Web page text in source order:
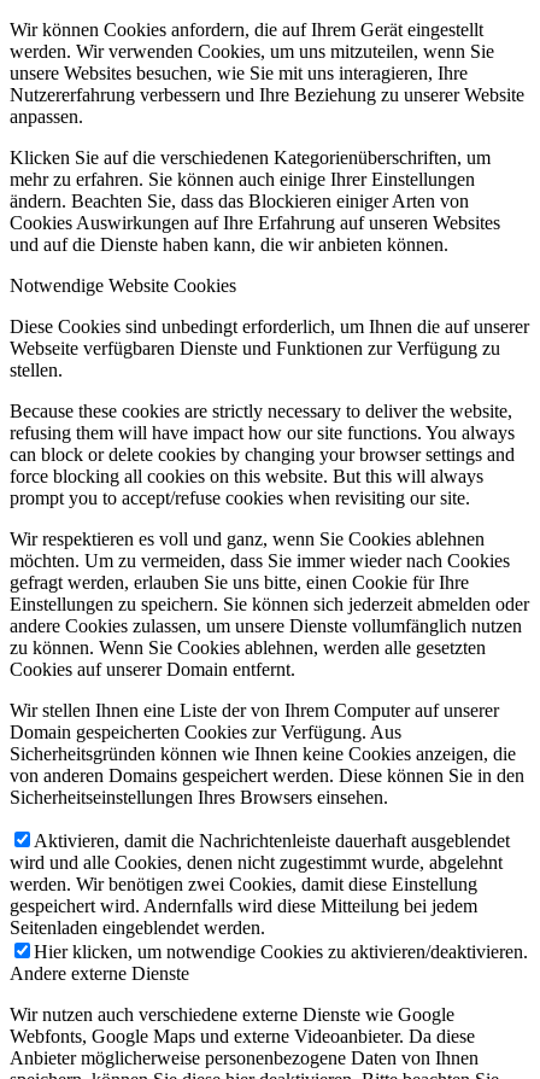
Wir können Cookies anfordern, die auf Ihrem Gerät eingestellt
werden. Wir verwenden Cookies, um uns mitzuteilen, wenn Sie
unsere Websites besuchen, wie Sie mit uns interagieren, Ihre
Nutzererfahrung verbessern und Ihre Beziehung zu unserer Website
anpassen.
Klicken Sie auf die verschiedenen Kategorienüberschriften, um
mehr zu erfahren. Sie können auch einige Ihrer Einstellungen
ändern. Beachten Sie, dass das Blockieren einiger Arten von
Cookies Auswirkungen auf Ihre Erfahrung auf unseren Websites
und auf die Dienste haben kann, die wir anbieten können.
Notwendige Website Cookies
Diese Cookies sind unbedingt erforderlich, um Ihnen die auf unserer
Webseite verfügbaren Dienste und Funktionen zur Verfügung zu
stellen.
Because these cookies are strictly necessary to deliver the website,
refusing them will have impact how our site functions. You always
can block or delete cookies by changing your browser settings and
force blocking all cookies on this website. But this will always
prompt you to accept/refuse cookies when revisiting our site.
Wir respektieren es voll und ganz, wenn Sie Cookies ablehnen
möchten. Um zu vermeiden, dass Sie immer wieder nach Cookies
gefragt werden, erlauben Sie uns bitte, einen Cookie für Ihre
Einstellungen zu speichern. Sie können sich jederzeit abmelden oder
andere Cookies zulassen, um unsere Dienste vollumfänglich nutzen
zu können. Wenn Sie Cookies ablehnen, werden alle gesetzten
Cookies auf unserer Domain entfernt.
Wir stellen Ihnen eine Liste der von Ihrem Computer auf unserer
Domain gespeicherten Cookies zur Verfügung. Aus
Sicherheitsgründen können wie Ihnen keine Cookies anzeigen, die
von anderen Domains gespeichert werden. Diese können Sie in den
Sicherheitseinstellungen Ihres Browsers einsehen.
Aktivieren, damit die Nachrichtenleiste dauerhaft ausgeblendet
wird und alle Cookies, denen nicht zugestimmt wurde, abgelehnt
werden. Wir benötigen zwei Cookies, damit diese Einstellung
gespeichert wird. Andernfalls wird diese Mitteilung bei jedem
Seitenladen eingeblendet werden.
Hier klicken, um notwendige Cookies zu aktivieren/deaktivieren.
Andere externe Dienste
Wir nutzen auch verschiedene externe Dienste wie Google
Webfonts, Google Maps und externe Videoanbieter. Da diese
Anbieter möglicherweise personenbezogene Daten von Ihnen